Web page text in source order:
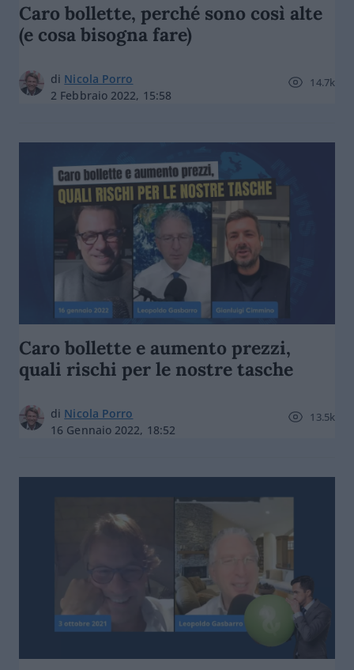
Caro bollette, perché sono così alte
(e cosa bisogna fare)
di Nicola Porro
2 Febbraio 2022, 15:58
14.7k
Caro bollette e aumento prezzi,
quali rischi per le nostre tasche
di Nicola Porro
16 Gennaio 2022, 18:52
13.5k